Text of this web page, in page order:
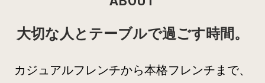
大切な人とテーブルで過ごす時間。
カジュアルフレンチから本格フレンチまで、